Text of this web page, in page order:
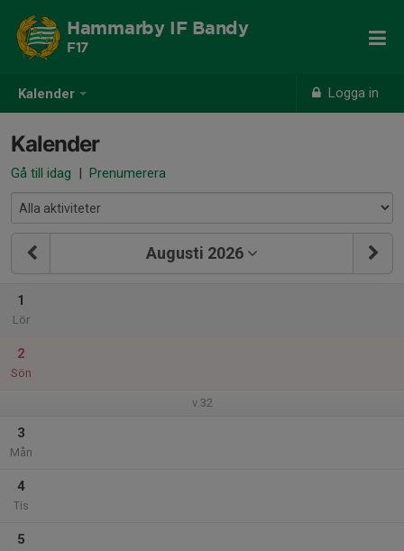
Kalender Logga in
Hammarby IF Bandy
F17
Kalender
Gå till idag | Prenumerera
Augusti 2026
1
Lör
2
Sön
v.32
3
Mån
4
Tis
5